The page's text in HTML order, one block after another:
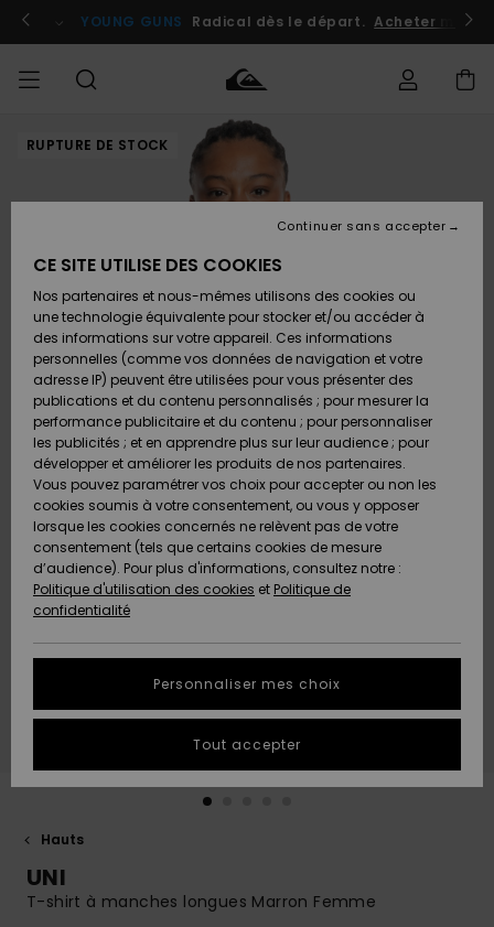
l'information
le
Se connecter / s'inscrire
YOUNG GUNS Radical dès le départ. Acheter
HOMME Vêtements
Chaussures
& Tongs
Surf
Snow
Nouveautés
A
Découvrir
Vêtements
Chaussures
& Tongs
Surf
Snow
Nouveautés
A
Découvrir
FEMME
Shop
A
Découvrir
Snow
SURF
Surf
Shop
Homme
Surf
Shop
Enfant
Highlights
Communauté
SNOW
Snow
Shop
Homme
Snow
Shop
Enfant
Snow
Shop
Femme
A
Découvrir
Communauté
OUTLET
Outlet
Homme
Enfant
Outlet
Femme
AIDE &
CONTACT
Accéder à
commande
Retours
Paiement
Carte
Cadeau
Quiksilver
Freedom
Protection
des
tailles
conversation
à votre
question.
MAGASINS
QUIKSILVER
RUPTURE DE STOCK
Hauts
UNI
T-shirt à manches longues Marron Femme
CE SITE UTILISE DES COOKIES
Nos partenaires et nous-mêmes utilisons des cookies ou
une technologie équivalente pour stocker et/ou accéder à
des informations sur votre appareil. Ces informations
personnelles (comme vos données de navigation et votre
adresse IP) peuvent être utilisées pour vous présenter des
publications et du contenu personnalisés ; pour mesurer la
performance publicitaire et du contenu ; pour personnaliser
les publicités ; et en apprendre plus sur leur audience ; pour
développer et améliorer les produits de nos partenaires.
Vous pouvez paramétrer vos choix pour accepter ou non les
cookies soumis à votre consentement, ou vous y opposer
lorsque les cookies concernés ne relèvent pas de votre
consentement (tels que certains cookies de mesure
d’audience). Pour plus d'informations, consultez notre :
Politique d'utilisation des cookies et Politique de
confidentialité
Personnaliser mes choix
Continuer sans accepter
Tout accepter